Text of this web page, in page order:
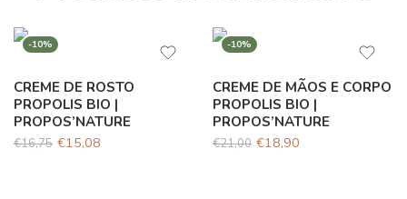
-10%
CREME DE ROSTO
PROPOLIS BIO |
PROPOS’NATURE
€16,75 €15,08
-10%
CREME DE MÃOS E CORPO
PROPOLIS BIO |
PROPOS’NATURE
€21,00 €18,90